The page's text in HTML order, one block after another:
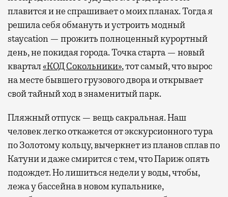
плавится и не спрашивает о моих планах. Тогда я
решила себя обмануть и устроить модный
staycation — прожить полноценный курортный
день, не покидая города. Точка старта — новый
квартал«КОД Сокольники», тот самый, что вырос
на месте бывшего грузового двора и открывает
свой тайный ход в знаменитый парк.
Пляжный отпуск — вещь сакральная. Наш
человек легко откажется от экскурсионного тура
по Золотому кольцу, вычеркнет из планов сплав по
Катуни и даже смирится с тем, что Париж опять
подождет. Но лишиться недели у воды, чтобы,
лежа у бассейна в новом купальнике,